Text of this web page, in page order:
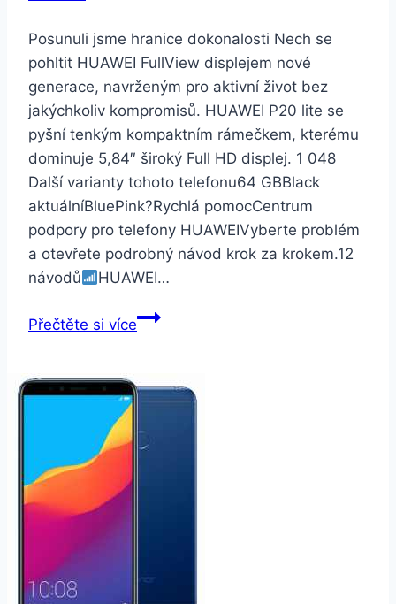
Posunuli jsme hranice dokonalosti Nech se
pohltit HUAWEI FullView displejem nové
generace, navrženým pro aktivní život bez
jakýchkoliv kompromisů. HUAWEI P20 lite se
pyšní tenkým kompaktním rámečkem, kterému
dominuje 5,84″ široký Full HD displej. 1 048
Další varianty tohoto telefonu64 GBBlack
aktuálníBluePink?Rychlá pomocCentrum
podpory pro telefony HUAWEIVyberte problém
a otevřete podrobný návod krok za krokem.12
návodů
HUAWEI…
Přečtěte si víceHuawei
64GB
SIM